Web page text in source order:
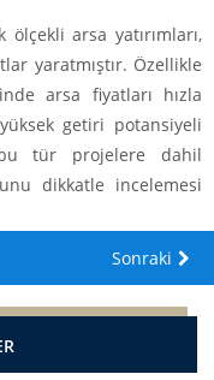
ölçekli arsa yatırımları,
yaratmıştır. Özellikle
arsa fiyatları hızla
getiri potansiyeli
bu tür projelere dahil
dikkatle incelemesi
Sonraki